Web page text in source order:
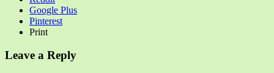
Google Plus
Pinterest
Print
Leave a Reply